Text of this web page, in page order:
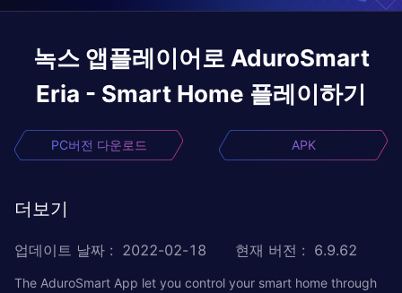
녹스 앱플레이어로 AduroSmart
Eria - Smart Home 플레이하기
PC버전 다운로드 APK
더보기
업데이트 날짜 : 2022-02-18 현재 버전 : 6.9.62
The AduroSmart App let you control your smart home through